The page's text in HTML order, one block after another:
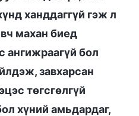
ханддаггүй гэж л
махан биед
ангижраагүй бол
завхарсан
төгсгөлгүй
хүний амьдардаг,